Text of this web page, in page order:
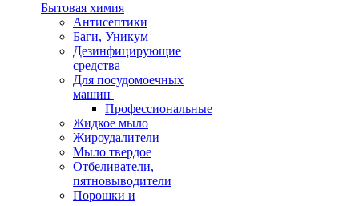
Бытовая химия
Антисептики
Баги, Уникум
Дезинфицирующие
средства
Для посудомоечных
машин
Профессиональные
Жидкое мыло
Жироудалители
Мыло твердое
Отбеливатели,
пятновыводители
Порошки и